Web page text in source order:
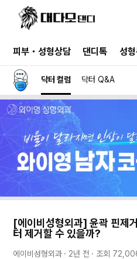
피부・성형상담 댄디톡 성
닥터 컬럼 닥터 Q&A
[에이비성형외과] 윤곽 핀제
터 제거할 수 있을까?
에이비성형외과 2년 전 조회